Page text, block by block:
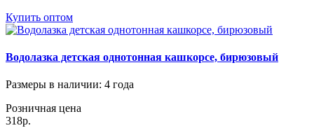
Купить оптом
Водолазка детская однотонная кашкорсе, бирюзовый
Размеры в наличии: 4 года
Розничная цена
318р.